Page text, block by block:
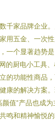
千家品牌企业
用五金、一次
一个显著趋势是
的厨电小工具
的功能性商品
康的解决方案
值”产品也成为
鸣和精神愉悦